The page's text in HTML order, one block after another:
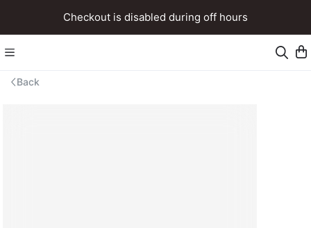
Checkout is disabled during off hours
Back